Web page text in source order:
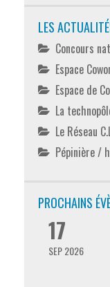
LES
Concours
Espace
Espace de
La
Le Réseau
Pépinière /
PROCHAINS
17
SEP 2026